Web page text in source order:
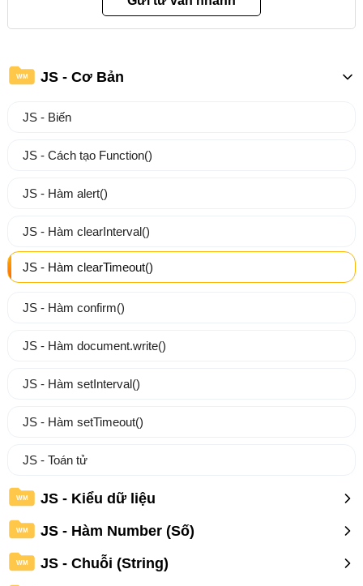
WM JS - Cơ Bản
JS - Biến
JS - Cách tạo Function()
JS - Hàm alert()
JS - Hàm clearInterval()
JS - Hàm clearTimeout()
JS - Hàm confirm()
JS - Hàm document.write()
JS - Hàm setInterval()
JS - Hàm setTimeout()
JS - Toán tử
WM JS - Kiểu dữ liệu
WM JS - Hàm Number (Số)
WM JS - Chuỗi (String)